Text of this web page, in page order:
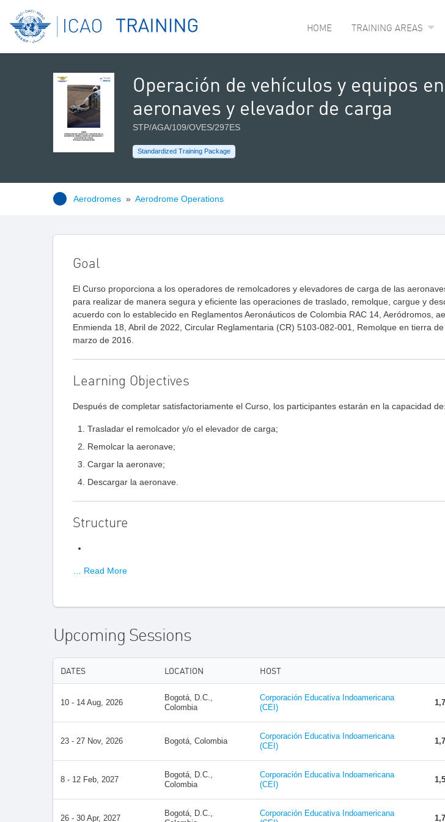
HOME TRAINING AREAS
Operación de vehículos y equipos
aeronaves y elevador de carga
STP/AGA/109/OVES/297ES
Standardized Training Package
Aerodromes » Aerodrome Operations
Goal
El Curso proporciona a los operadores de remolcadores y elevadores de carga de las
para realizar de manera segura y eficiente las operaciones de traslado, remolque, cargue y
acuerdo con lo establecido en Reglamentos Aeronáuticos de Colombia RAC 14, Aeródromos,
Enmienda 18, Abril de 2022, Circular Reglamentaria (CR) 5103-082-001, Remolque en tierra
marzo de 2016.
Learning Objectives
Después de completar satisfactoriamente el Curso, los participantes estarán en la capacidad de:
Trasladar el remolcador y/o el elevador de carga;
Remolcar la aeronave;
Cargar la aeronave;
Descargar la aeronave.
Structure
… Read More
Upcoming Sessions
DATES LOCATION HOST
10 - 14 Aug, 2026
Bogotá, D.C.,
Colombia
Corporación Educativa Indoamericana
(CEI)
23 - 27 Nov, 2026 Bogotá, Colombia
Corporación Educativa Indoamericana
(CEI)
8 - 12 Feb, 2027
Bogotá, D.C.,
Colombia
Corporación Educativa Indoamericana
(CEI)
26 - 30 Apr, 2027
Bogotá, D.C.,
Corporación Educativa Indoamericana